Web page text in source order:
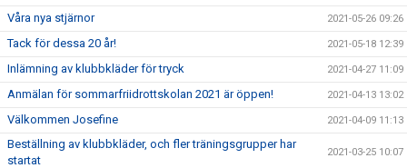
Våra nya stjärnor 2021-05-26 09:26
Tack för dessa 20 år! 2021-05-18 12:39
Inlämning av klubbkläder för tryck 2021-04-27 11:09
Anmälan för sommarfriidrottskolan 2021 är öppen! 2021-04-13 13:02
Välkommen Josefine 2021-04-09 11:13
Beställning av klubbkläder, och fler träningsgrupper har
startat
2021-03-25 10:07